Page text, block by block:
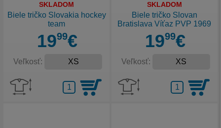
SKLADOM
Biele tričko Slovakia hockey
team
1999€
Veľkosť:
SKLADOM
Biele tričko Slovan
Bratislava Víťaz PVP 1969
1999€
Veľkosť: